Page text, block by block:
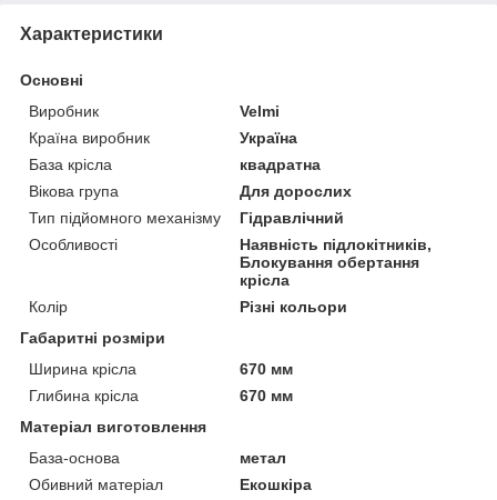
Характеристики
Основні
Виробник
Velmi
Країна виробник
Україна
База крісла
квадратна
Вікова група
Для дорослих
Тип підйомного механізму
Гідравлічний
Особливості
Наявність підлокітників,
Блокування обертання
крісла
Колір
Різні кольори
Габаритні розміри
Ширина крісла
670 мм
Глибина крісла
670 мм
Матеріал виготовлення
База-основа
метал
Обивний матеріал
Екошкіра